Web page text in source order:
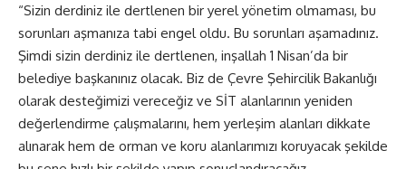
“Sizin derdiniz ile dertlenen bir yerel yönetim olmaması, bu
sorunları aşmanıza tabi engel oldu. Bu sorunları aşamadınız.
Şimdi sizin derdiniz ile dertlenen, inşallah 1 Nisan’da bir
belediye başkanınız olacak. Biz de Çevre Şehircilik Bakanlığı
olarak desteğimizi vereceğiz ve SİT alanlarının yeniden
değerlendirme çalışmalarını, hem yerleşim alanları dikkate
alınarak hem de orman ve koru alanlarımızı koruyacak şekilde